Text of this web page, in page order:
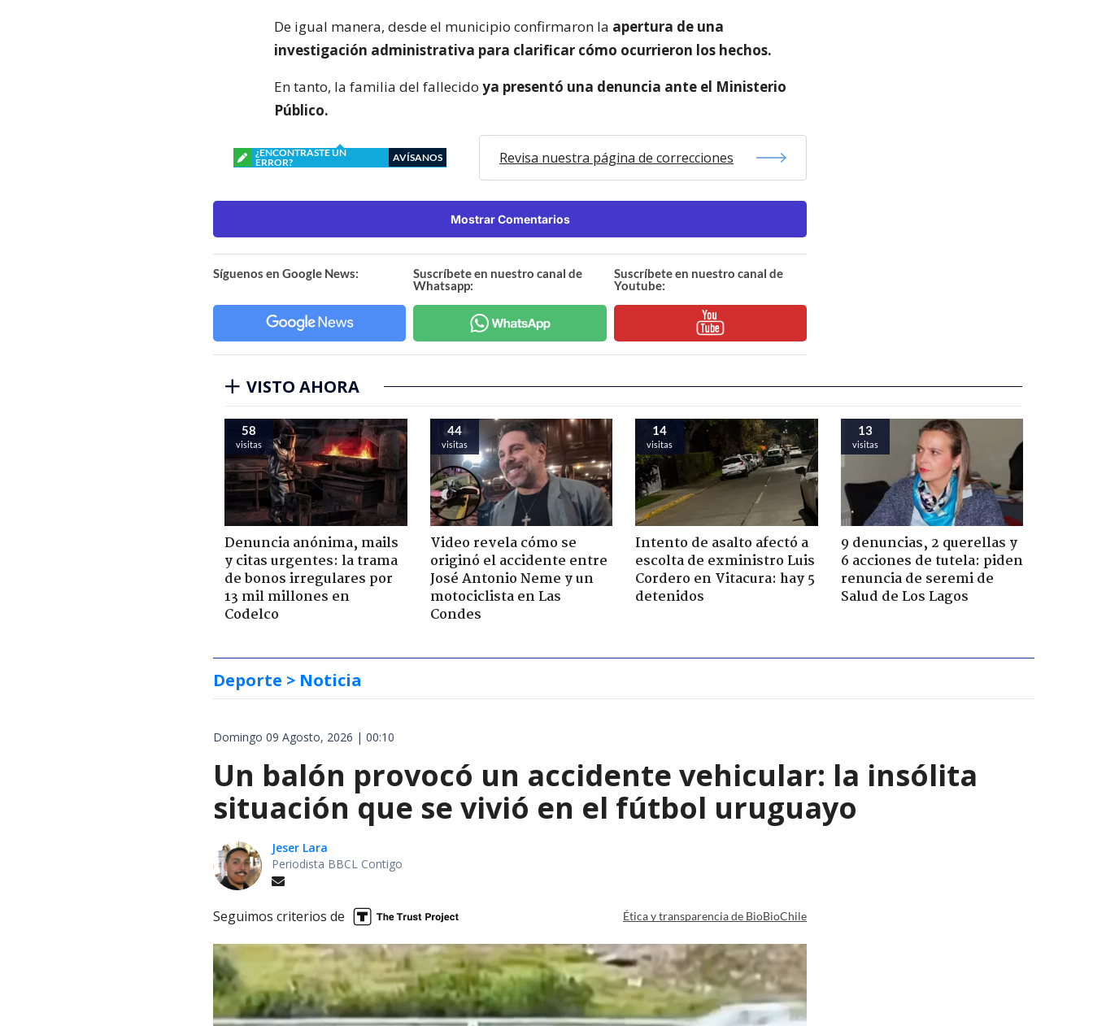
De igual manera, desde el municipio confirmaron la apertura de una
investigación administrativa para clarificar cómo ocurrieron los hechos.
En tanto, la familia del fallecido ya presentó una denuncia ante el Ministerio
Público.
¿ENCONTRASTE UN
ERROR?
AVÍSANOS Revisa nuestra página de correcciones
Mostrar Comentarios
Síguenos en Google News:
Suscríbete en nuestro canal de
Whatsapp:
Suscríbete en nuestro canal de
Youtube:
VISTO AHORA
58
visitas
Denuncia anónima, mails
y citas urgentes: la trama
de bonos irregulares por
13 mil millones en
Codelco
44
visitas
Video revela cómo se
originó el accidente entre
José Antonio Neme y un
motociclista en Las
Condes
14
visitas
Intento de asalto afectó a
escolta de exministro Luis
Cordero en Vitacura: hay 5
detenidos
13
visitas
9 denuncias, 2 querellas y
6 acciones de tutela: piden
renuncia de seremi de
Salud de Los Lagos
Deporte > Noticia
Domingo 09 Agosto, 2026 | 00:10
Un balón provocó un accidente vehicular: la insólita
situación que se vivió en el fútbol uruguayo
Jeser Lara
Periodista BBCL Contigo
Seguimos criterios de Ética y transparencia de BioBioChile